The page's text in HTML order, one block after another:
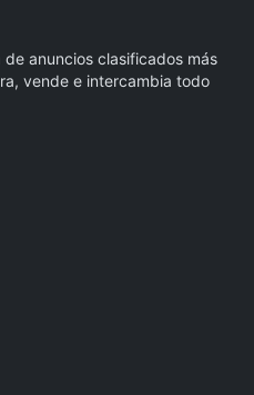
anuncios clasificados más
vende e intercambia todo